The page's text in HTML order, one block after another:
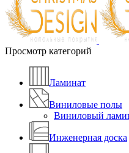
Просмотр категорий
Ламинат
Виниловые полы
Виниловый
Инженерная доска